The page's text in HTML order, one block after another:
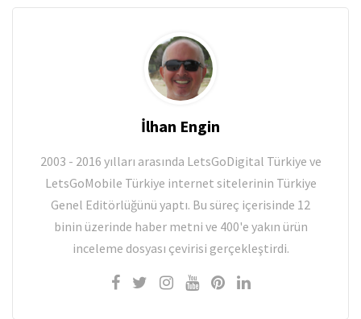
İlhan Engin
2003 - 2016 yılları arasında LetsGoDigital Türkiye ve
LetsGoMobile Türkiye internet sitelerinin Türkiye
Genel Editörlüğünü yaptı. Bu süreç içerisinde 12
binin üzerinde haber metni ve 400'e yakın ürün
inceleme dosyası çevirisi gerçekleştirdi.